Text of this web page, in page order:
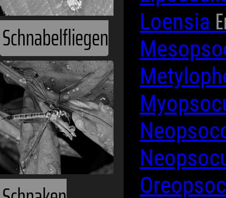
Schnabelfliegen
Loensia